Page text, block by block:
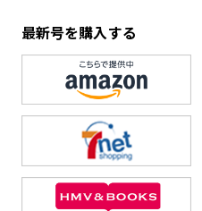
最新号を購入する